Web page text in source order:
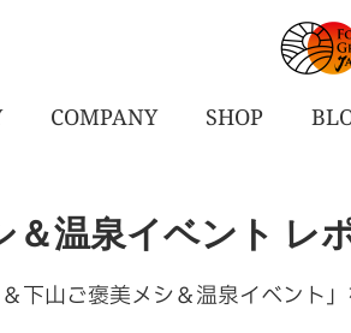
COMPANY SHOP
温泉イベント レ
山ご褒美メシ＆温泉イベント」